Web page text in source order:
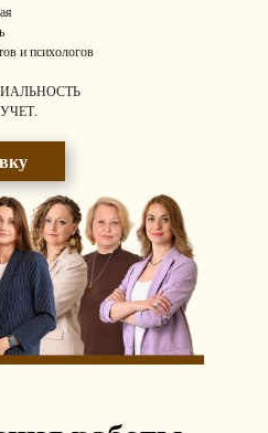
и психологов